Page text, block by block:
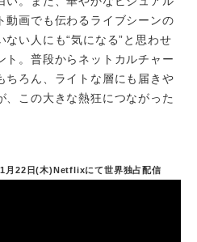
動画でも伝わるライブシーンの
い人にも“気になる”と思わせ
ト。普段からネットカルチャー
ちろん、ライトな層にも届きや
、この大きな熱狂につながった
月22日(木)Netflixにて世界独占配信